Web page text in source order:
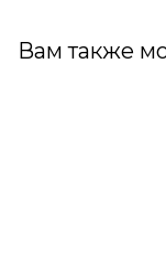
Вам также